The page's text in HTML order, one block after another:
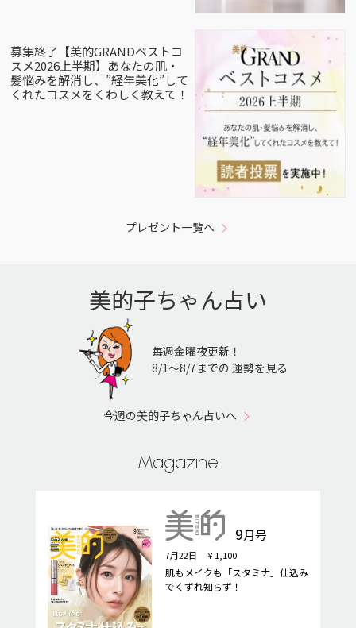
募集終了【美的GRANDベストコ
スメ2026上半期】あなたの肌・
髪悩みを解消し、”経年美化”して
くれたコスメをくわしく教えて！
プレゼント一覧へ
美的子ちゃん占い
毎週金曜夜更新！
8/1〜8/7までの 運勢を見る
今週の美的子ちゃん占いへ
Magazine
9月号
7月22日 ￥1,100
肌もメイクも「スタミナ」仕込み
でくずれ知らず！